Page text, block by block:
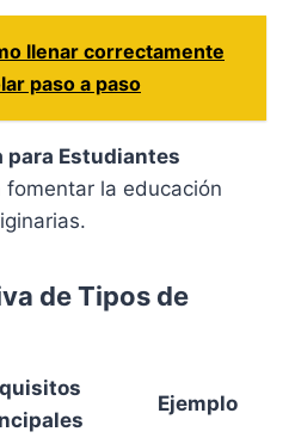
llenar correctamente
paso a paso
para Estudiantes
fomentar la educación
de Tipos de
Ejemplo